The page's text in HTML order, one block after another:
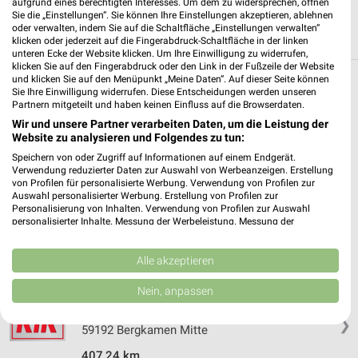
Weitere Kik Geschäfte mit Angeboten in und
um Werne
5 Geschäfte und Orte
Kik Angebote in Bergkamen Nordberg
Bergkamen Nordberg, Deutschland
406,47 km
❯
59192 Bergkamen Mitte
Sie die „Einstellungen“. Sie können Ihre Einstellungen akzeptieren, ablehnen
oder verwalten, indem Sie auf die Schaltfläche „Einstellungen verwalten“
klicken oder jederzeit auf die Fingerabdruck-Schaltfläche in der linken
unteren Ecke der Website klicken. Um Ihre Einwilligung zu widerrufen,
klicken Sie auf den Fingerabdruck oder den Link in der Fußzeile der Website
und klicken Sie auf den Menüpunkt „Meine Daten“. Auf dieser Seite können
Sie Ihre Einwilligung widerrufen. Diese Entscheidungen werden unseren
Partnern mitgeteilt und haben keinen Einfluss auf die Browserdaten.
Wir und unsere Partner verarbeiten Daten, um die Leistung der
Website zu analysieren und Folgendes zu tun:
Speichern von oder Zugriff auf Informationen auf einem Endgerät.
Verwendung reduzierter Daten zur Auswahl von Werbeanzeigen. Erstellung
von Profilen für personalisierte Werbung. Verwendung von Profilen zur
Auswahl personalisierter Werbung. Erstellung von Profilen zur
Personalisierung von Inhalten. Verwendung von Profilen zur Auswahl
personalisierter Inhalte. Messung der Werbeleistung. Messung der
Kombinationen von Daten aus verschiedenen Quellen. Entwicklung und
Verbesserung der Angebote. Verwendung reduzierter Daten zur Auswahl
von Inhalten.
Daten können außerhalb der Europäischen Union weitergegeben und in die
Website/App.
Partnerliste anzeigen (1 IAB-Anbieter)
Alle akzeptieren
Nein, anpassen